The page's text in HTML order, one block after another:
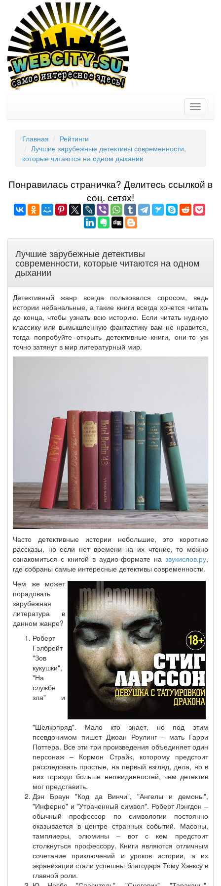
Toggle
Главная
Рейтинги
Лучшие зарубежные детективы современности,
которые читаются на одном дыхании
Понравилась страничка? Делитеcь ссылкой в
соц. сетях!
Лучшие зарубежные детективы
современности, которые читаются на одном
дыхании
Детективный жанр всегда пользовался спросом, ведь
истории небанальные, а такие книги всегда хочется читать
до конца, чтобы узнать всю историю. Если читать нудную
классику или вымышленную фантастику вам не нравится,
тогда попробуйте открыть детективные книги, они-то уж
точно затянут в мир литературный мир.
Часто детективные истории небольшие, это короткие
рассказы, но если нет времени на их чтение, то можно
ознакомиться с книгой в аудио-формате на звукислов.ру,
где собраны самые интересные детективы современности.
Чем же может
порадовать
зарубежная
литература в
данном жанре?
Роберт
Гэлбрейт
"Зов
кукушки",
"На
службе
зла" и
"Шелкопряд". Мало кто знает, но под этим
псевдонимом пишет Джоан Роулинг – мать Гарри
Поттера. Все эти три произведения объединяет один
персонаж – Кормон Страйк, которому предстоит
расследовать простые, на первый взгляд, дела, но в
них гораздо больше неожиданностей, чем детектив
мог представить.
Дэн Браун "Код да Винчи", "Ангелы и демоны",
"Инферно" и "Утраченный символ". Роберт Лэнгдон –
обычный профессор по символогии постоянно
оказывается в центре странных событий. Масоны,
тамплиеры, элюмины – вот с кем предстоит
столкнуться профессору. Книги являются отличным
сочетание приключений и уроков истории, а их
экранизации стали успешны благодаря Тому Хэнксу в
главной роли.